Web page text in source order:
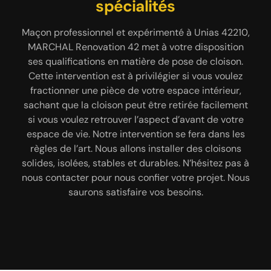
spécialités
Maçon professionnel et expérimenté à Unias 42210,
MARCHAL Renovation 42 met à votre disposition
ses qualifications en matière de pose de cloison.
Cette intervention est à privilégier si vous voulez
fractionner une pièce de votre espace intérieur,
sachant que la cloison peut être retirée facilement
si vous voulez retrouver l’aspect d’avant de votre
espace de vie. Notre intervention se fera dans les
règles de l’art. Nous allons installer des cloisons
solides, isolées, stables et durables. N’hésitez pas à
nous contacter pour nous confier votre projet. Nous
saurons satisfaire vos besoins.
maçons qualifiés
Les travaux de maçonnerie 42210 de nos clients
seront remis entre les mains de notre équipe
d’artisans maçons. Sachez que tous nos experts
ont suivi des formations spécifiques leur
permettant de faire correctement leur travail, que
ce soit dans le cadre d’une rénovation ou sur un
chantier en neuf. Ils maîtrisent à la perfection les
diverses techniques à adopter pour réaliser des
ouvrages maçonnés conformes aux normes. Afin de
mieux cerner vos besoins, nos artisans maçons se
mettront à votre écoute. Ils réaliseront ensuite des
travaux sur mesure, de sorte que le rendu soit
terrasse béton
Vous souhaitez installer une terrasse dans votre
espace extérieur pour profiter des beaux jours ?
Contactez l’entreprise de maçonnerie MARCHAL
Renovation 42 qui est un spécialiste en réalisation
de terrasse béton. Nous ne parlons pas ici de béton
brut, non. Vous avez tout à fait la possibilité de
personnaliser votre extérieur en choisissant un
béton décoratif, un béton désactivé, un béton lissé,
un béton lavé et plus encore. Quel que soit votre
choix, nous pouvons vous assurer que nos
interventions se feront dans un total respect des
règles de l’art.